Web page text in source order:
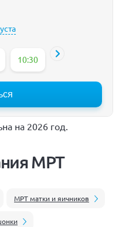
10:30 11:00
на 2026 год.
МРТ
МРТ матки и яичников